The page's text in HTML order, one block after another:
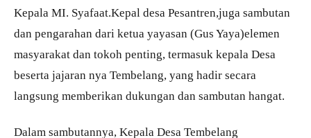
Kepala MI. Syafaat.Kepal desa Pesantren,juga sambutan
dan pengarahan dari ketua yayasan (Gus Yaya)elemen
masyarakat dan tokoh penting, termasuk kepala Desa
beserta jajaran nya Tembelang, yang hadir secara
langsung memberikan dukungan dan sambutan hangat.
Dalam sambutannya, Kepala Desa Tembelang